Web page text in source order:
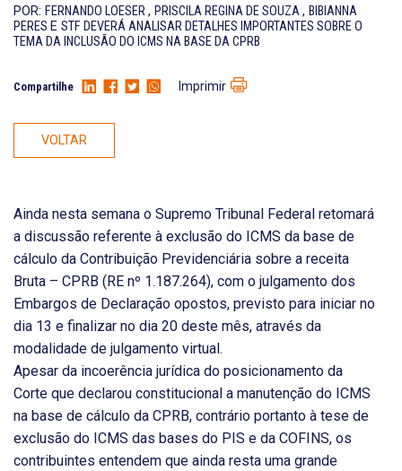
POR: FERNANDO LOESER, PRISCILA REGINA DE SOUZA, BIBIANNA
PERES E STF DEVERÁ ANALISAR DETALHES IMPORTANTES SOBRE O
TEMA DA INCLUSÃO DO ICMS NA BASE DA CPRB
Compartilhe Imprimir
VOLTAR
Ainda nesta semana o Supremo Tribunal Federal retomará
a discussão referente à exclusão do ICMS da base de
cálculo da Contribuição Previdenciária sobre a receita
Bruta – CPRB (RE nº 1.187.264), com o julgamento dos
Embargos de Declaração opostos, previsto para iniciar no
dia 13 e finalizar no dia 20 deste mês, através da
modalidade de julgamento virtual.
Apesar da incoerência jurídica do posicionamento da
Corte que declarou constitucional a manutenção do ICMS
na base de cálculo da CPRB, contrário portanto à tese de
exclusão do ICMS das bases do PIS e da COFINS, os
contribuintes entendem que ainda resta uma grande